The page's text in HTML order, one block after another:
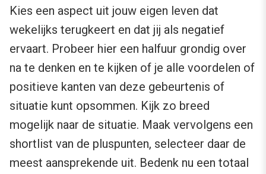
Kies een aspect uit jouw eigen leven dat
wekelijks terugkeert en dat jij als negatief
ervaart. Probeer hier een halfuur grondig over
na te denken en te kijken of je alle voordelen of
positieve kanten van deze gebeurtenis of
situatie kunt opsommen. Kijk zo breed
mogelijk naar de situatie. Maak vervolgens een
shortlist van de pluspunten, selecteer daar de
meest aansprekende uit. Bedenk nu een totaal